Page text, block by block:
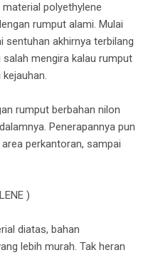
polyethylene
rumput alami. Mulai
sentuhan akhirnya terbilang
salah mengira kalau rumput
rumput berbahan nilon
Penerapannya pun
perkantoran, sampai
)
diatas, bahan
lebih murah. Tak heran